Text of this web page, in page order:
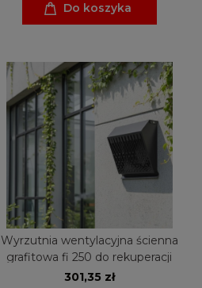
Do koszyka
Wyrzutnia wentylacyjna ścienna
grafitowa fi 250 do rekuperacji
301,35 zł